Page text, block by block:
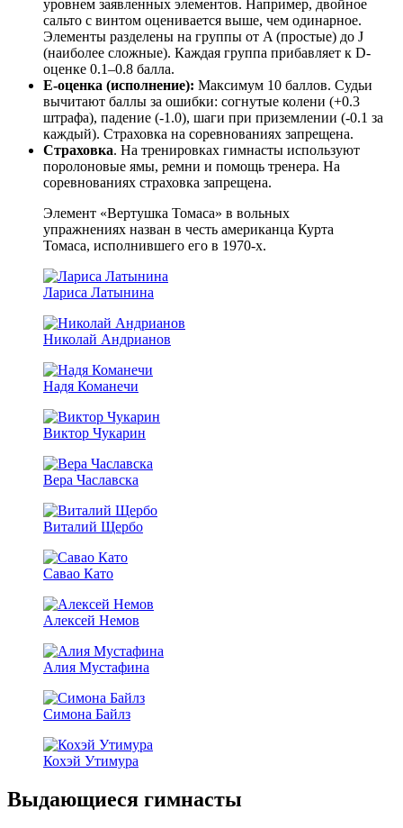
уровнем заявленных элементов. Например, двойное
сальто с винтом оценивается выше, чем одинарное.
Элементы разделены на группы от A (простые) до J
(наиболее сложные). Каждая группа прибавляет к D-
оценке 0.1–0.8 балла.
E-оценка (исполнение): Максимум 10 баллов. Судьи
вычитают баллы за ошибки: согнутые колени (+0.3
штрафа), падение (-1.0), шаги при приземлении (-0.1 за
каждый). Страховка на соревнованиях запрещена.
Страховка. На тренировках гимнасты используют
поролоновые ямы, ремни и помощь тренера. На
соревнованиях страховка запрещена.
Элемент «Вертушка Томаса» в вольных
упражнениях назван в честь американца Курта
Томаса, исполнившего его в 1970-х.
Лариса Латынина
Николай Андрианов
Надя Команечи
Виктор Чукарин
Вера Чаславска
Виталий Щербо
Савао Като
Алексей Немов
Алия Мустафина
Симона Байлз
Кохэй Утимура
Выдающиеся гимнасты